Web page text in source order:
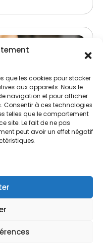
que les cookies pour stocker
aux appareils. Nous le
navigation et pour afficher
Consentir à ces technologies
telles que le comportement
site. Le fait de ne pas
peut avoir un effet négatif
et